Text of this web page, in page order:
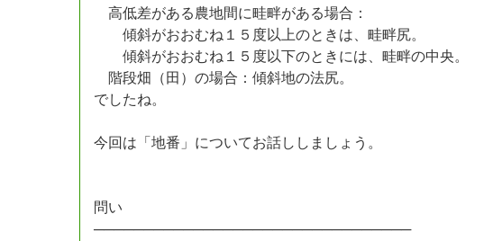
高低差がある農地間に畦畔がある場合：
傾斜がおおむね１５度以上のときは、畦畔尻。
傾斜がおおむね１５度以下のときには、畦畔の中央。
階段畑（田）の場合：傾斜地の法尻。
でしたね。
今回は「地番」についてお話ししましょう。
問い
────────────────────────────────